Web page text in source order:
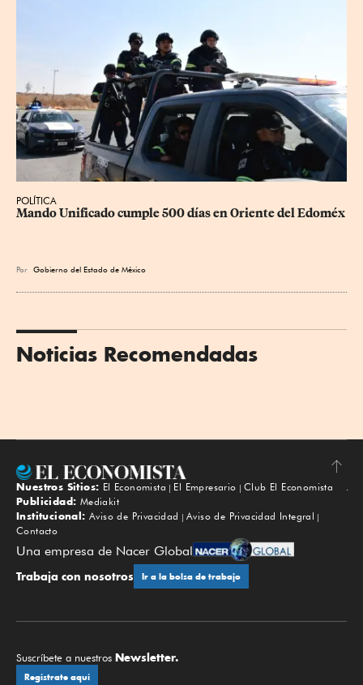
POLÍTICA
Mando Unificado cumple 500 días en Oriente del Edoméx
Por Gobierno del Estado de México
Noticias Recomendadas
Subir
Nuestros Sitios: El Economista El Empresario
Club El Economista
Publicidad: Mediakit
Institucional: Aviso de Privacidad
Aviso de Privacidad Integral
Contacto
Una empresa de Nacer Global
Trabaja con nosotros Ir a la bolsa de trabajo
Suscríbete a nuestros Newsletter.
Regístrate aquí